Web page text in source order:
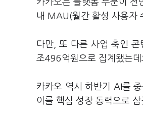
카카오는 플랫폼 부문이 전
내
MAU(월간 활성 사용자
다만 또 다른 사업 축인 콘
조496억원으로 집계됐는데
카카오 역시 하반기 AI를
이를 핵심 성장 동력으로